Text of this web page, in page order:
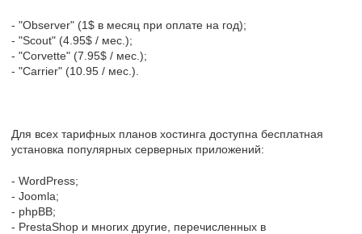
- "Observer" (1$ в месяц при оплате на год);
- "Scout" (4.95$ / мес.);
- "Corvette" (7.95$ / мес.);
- "Carrier" (10.95 / мес.).
Для всех тарифных планов хостинга доступна бесплатная
установка популярных серверных приложений:
- WordPress;
- Joomla;
- phpBB;
- PrestаShop и многих другие, перечисленных в